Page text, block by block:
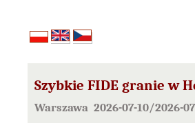
Szybkie FIDE granie w
Warszawa 2026-07-10/2026-